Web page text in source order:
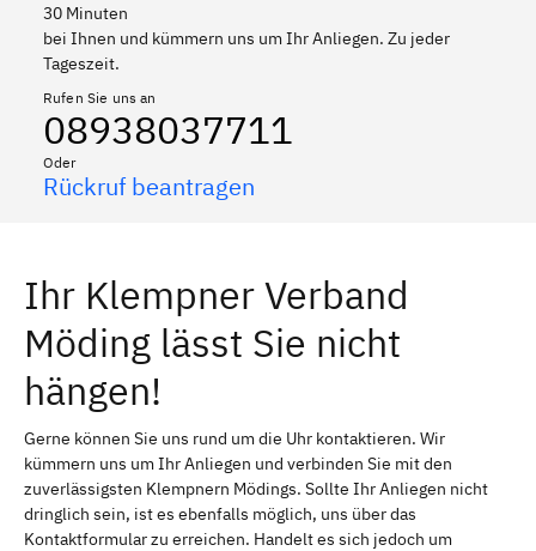
30 Minuten
bei Ihnen und kümmern uns um Ihr Anliegen. Zu jeder
Tageszeit.
Rufen Sie uns an
08938037711
Oder
Rückruf beantragen
Ihr Klempner Verband
Möding lässt Sie nicht
hängen!
Gerne können Sie uns rund um die Uhr kontaktieren. Wir
kümmern uns um Ihr Anliegen und verbinden Sie mit den
zuverlässigsten Klempnern Mödings. Sollte Ihr Anliegen nicht
dringlich sein, ist es ebenfalls möglich, uns über das
Kontaktformular zu erreichen. Handelt es sich jedoch um